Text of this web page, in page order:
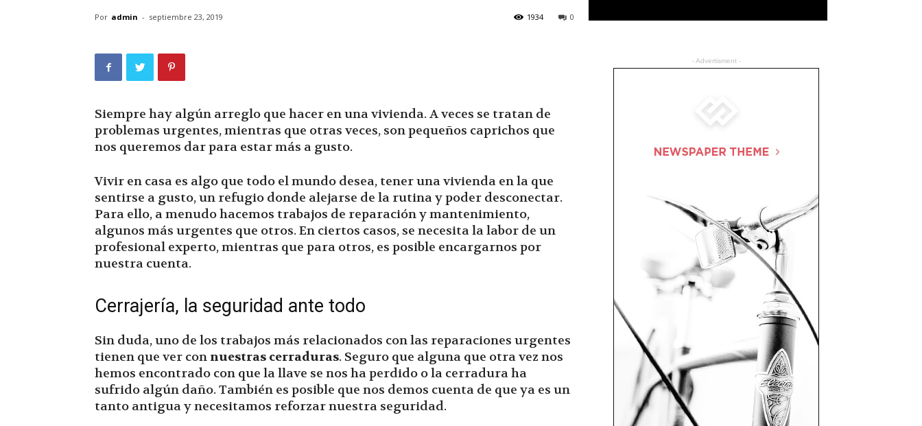
Por admin - septiembre 23, 2019 0
1934
Siempre hay algún arreglo que hacer en una vivienda. A veces se tratan de
problemas urgentes, mientras que otras veces, son pequeños caprichos que
nos queremos dar para estar más a gusto.
Vivir en casa es algo que todo el mundo desea, tener una vivienda en la que
sentirse a gusto, un refugio donde alejarse de la rutina y poder desconectar.
Para ello, a menudo hacemos trabajos de reparación y mantenimiento,
algunos más urgentes que otros. En ciertos casos, se necesita la labor de un
profesional experto, mientras que para otros, es posible encargarnos por
nuestra cuenta.
Cerrajería, la seguridad ante todo
Sin duda, uno de los trabajos más relacionados con las reparaciones urgentes
tienen que ver con nuestras cerraduras. Seguro que alguna que otra vez nos
hemos encontrado con que la llave se nos ha perdido o la cerradura ha
sufrido algún daño. También es posible que nos demos cuenta de que ya es un
tanto antigua y necesitamos reforzar nuestra seguridad.
- Advertisment -